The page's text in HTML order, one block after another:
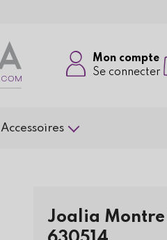
Mon compte
Se connecter
Accessoires
Joalia Montre